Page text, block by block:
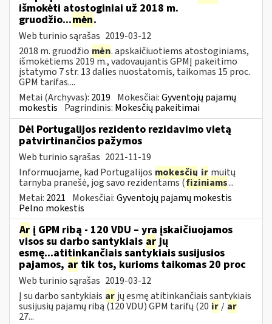
išmokėti atostoginiai už 2018 m.
gruodžio...mėn.
Web turinio sąrašas 2019-03-12
2018 m. gruodžio mėn. apskaičiuotiems atostoginiams,
išmokėtiems 2019 m., vadovaujantis GPMĮ pakeitimo
įstatymo 7 str. 13 dalies nuostatomis, taikomas 15 proc.
GPM tarifas....
Metai (Archyvas): 2019 Mokesčiai:Gyventojų pajamų
mokestis Pagrindinis: Mokesčių pakeitimai
Dėl Portugalijos rezidento rezidavimo vietą
patvirtinančios pažymos
Web turinio sąrašas 2021-11-19
Informuojame, kad Portugalijos mokesčių ir muitų
tarnyba pranešė, jog savo rezidentams (fiziniams...
Metai: 2021 Mokesčiai:Gyventojų pajamų mokestis
Pelno mokestis
Ar į GPM ribą - 120 VDU – yra įskaičiuojamos
visos su darbo santykiais arjų
esmę...atitinkančiais santykiais susijusios
pajamos, ar tik tos, kurioms taikomas 20 proc
Web turinio sąrašas 2019-03-12
Į su darbo santykiais ar jų esmę atitinkančiais santykiais
susijusių pajamų ribą (120 VDU) GPM tarifų (20 ir / ar
27...